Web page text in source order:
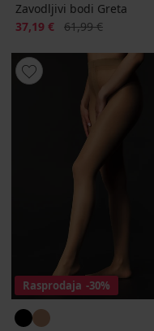
Zavodljivi bodi Greta
Popust
37,19 € Prvobitna cijena
61,99 €
Rasprodaja -30%